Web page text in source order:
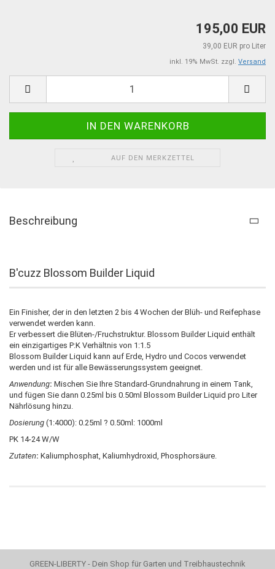
195,00 EUR
39,00 EUR pro Liter
inkl. 19% MwSt. zzgl. Versand
AUF DEN MERKZETTEL
Beschreibung
B'cuzz Blossom Builder Liquid
Ein Finisher, der in den letzten 2 bis 4 Wochen der Blüh- und Reifephase
verwendet werden kann.
Er verbessert die Blüten-/Fruchstruktur. Blossom Builder Liquid enthält
ein einzigartiges P:K Verhältnis von 1:1.5
Blossom Builder Liquid kann auf Erde, Hydro und Cocos verwendet
werden und ist für alle Bewässerungssystem geeignet.
Anwendung: Mischen Sie Ihre Standard-Grundnahrung in einem Tank,
und fügen Sie dann 0.25ml bis 0.50ml Blossom Builder Liquid pro Liter
Nährlösung hinzu.
Dosierung (1:4000): 0.25ml ? 0.50ml: 1000ml
PK 14-24 W/W
Zutaten: Kaliumphosphat, Kaliumhydroxid, Phosphorsäure.
GREEN-LIBERTY - Dein Shop für Garten und Treibhaustechnik